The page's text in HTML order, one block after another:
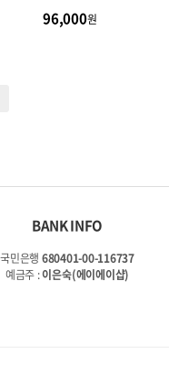
96,000원
BANK INFO
국민은행 680401-00-116737
예금주 :이은숙(에이에이샵)